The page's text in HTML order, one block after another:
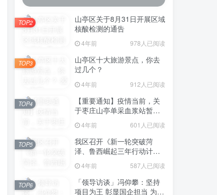
山亭区关于8月31日开展区域
核酸检测的通告
4年前 978人已阅读
TOP2
山亭区十大旅游景点，你去
过几个？
4年前 912人已阅读
TOP3
【重要通知】疫情当前，关
于枣庄山亭单采血浆站暂停
4年前 601人已阅读
TOP4
我区召开《新一轮突破菏
泽、鲁西崛起三年行动计划
意见稿）政策分析研判会议
4年前 587人已阅读
TOP5
「领导访谈」冯仰攀：坚持
项目为王 彰显国企担当 为全
TOP6